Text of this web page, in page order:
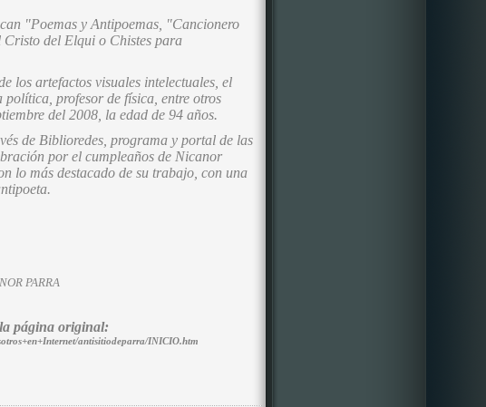
"Poemas y Antipoemas, "Cancionero
del Elqui o Chistes para
los artefactos visuales intelectuales, el
profesor de física, entre otros
del 2008, la edad de 94 años.
de Biblioredes, programa y portal de las
por el cumpleaños de Nicanor
lo más destacado de su trabajo, con una
PARRA
página original:
antisitiodeparra/INICIO.htm